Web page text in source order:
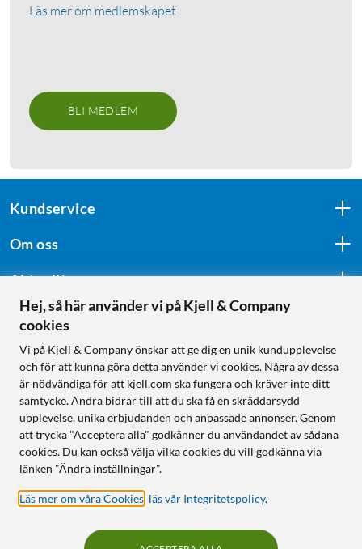
Läs mer om medlemskapet
BLI MEDLEM
Kundservice
Om oss
Aktuellt
Följ oss
Handla från:
Sverige
Norge
Hej, så här använder vi på Kjell & Company
cookies
Vi på Kjell & Company önskar att ge dig en unik kundupplevelse
och för att kunna göra detta använder vi cookies. Några av dessa
är nödvändiga för att kjell.com ska fungera och kräver inte ditt
samtycke. Andra bidrar till att du ska få en skräddarsydd
upplevelse, unika erbjudanden och anpassade annonser. Genom
att trycka "Acceptera alla" godkänner du användandet av sådana
cookies. Du kan också välja vilka cookies du vill godkänna via
länken "Ändra inställningar".
Läs mer om våra Cookies läs vår Integritetspolicy.